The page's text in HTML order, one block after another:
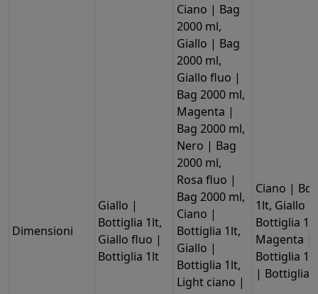
Dimensioni
Giallo |
Bottiglia 1lt,
Giallo fluo |
Bottiglia 1lt
Ciano | Bag
2000 ml,
Giallo | Bag
2000 ml,
Giallo fluo |
Bag 2000 ml,
Magenta |
Bag 2000 ml,
Nero | Bag
2000 ml,
Rosa fluo |
Bag 2000 ml,
Ciano |
Bottiglia 1lt,
Giallo |
Bottiglia 1lt,
Light ciano |
Ciano |
1lt, Giallo |
Bottiglia
Magenta |
Bottiglia
| Bottiglia